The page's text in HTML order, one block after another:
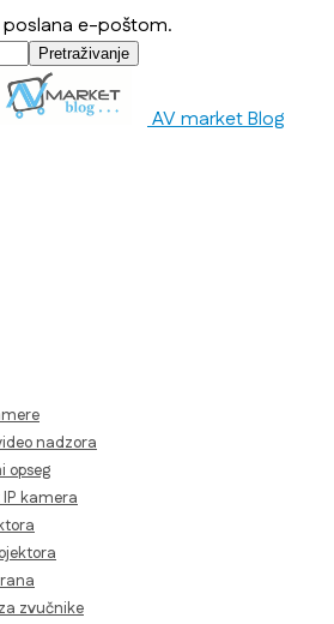
e-poštom.
AV market Blog
nadzora
opseg
kamera
zvučnike